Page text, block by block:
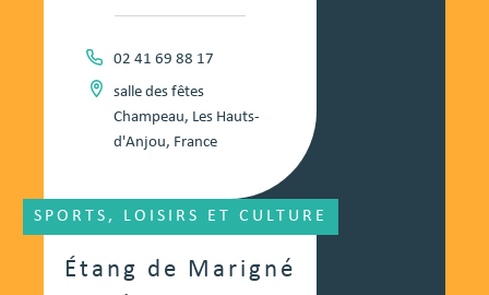
02 41 69 88 17
salle des fêtes
Champeau, Les Hauts-
d'Anjou, France
Étang de Marigné
SPORTS, LOISIRS ET CULTURE